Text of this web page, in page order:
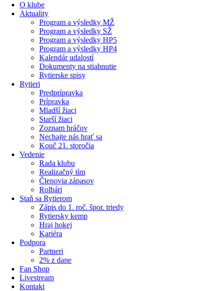
O klube
Aktuality
Program a výsledky MŽ
Program a výsledky SŽ
Program a výsledky HP5
Program a výsledky HP4
Kalendár udalostí
Dokumenty na stiahnutie
Rytierske spisy
Rytieri
Predprípravka
Prípravka
Mladší žiaci
Starší žiaci
Zoznam hráčov
Nechajte nás hrať sa
Kouč 21. storočia
Vedenie
Rada klubu
Realizačný tím
Členovia zápasov
Rolbári
Staň sa Rytierom
Zápis do 1. roč. špor. triedy
Rytiersky kemp
Hraj hokej
Kariéra
Podpora
Partneri
2% z dane
Fan Shop
Livestream
Kontakt